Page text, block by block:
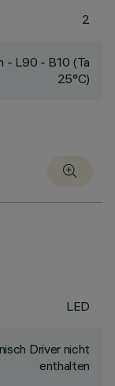
2
- L90 - B10 (Ta
25°C)
LED
Driver nicht
enthalten